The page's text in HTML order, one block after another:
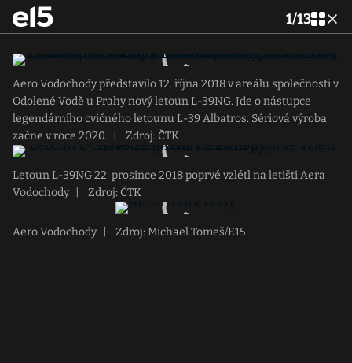
1/13
Aero Vodochody představilo 12. října 2018 v areálu společnosti v
Odolené Vodě u Prahy nový letoun L-39NG. Jde o nástupce
legendárního cvičného letounu L-39 Albatros. Sériová výroba
začne v roce 2020.
Zdroj: ČTK
Letoun L-39NG 22. prosince 2018 poprvé vzlétl na letišti Aera
Vodochody
Zdroj: ČTK
Aero Vodochody Zdroj: Michael Tomeš/E15